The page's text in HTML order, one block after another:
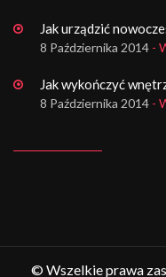
Jak urządzić
8 Października 2014 -
Jak wykończyć
8 Października 2014 -
© Wszelkie prawa